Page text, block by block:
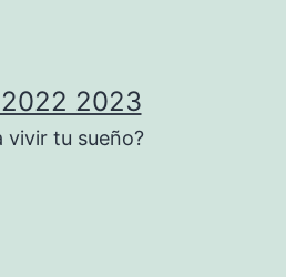
2022 2023
vivir tu sueño?